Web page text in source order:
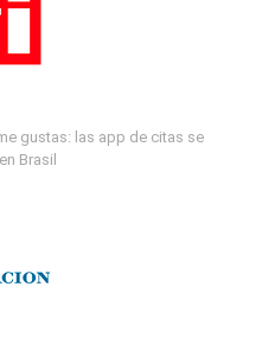
gustas: las app de citas se
Brasil